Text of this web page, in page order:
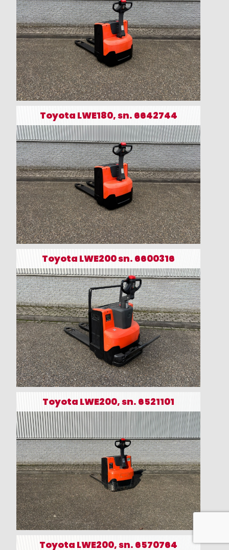
Toyota LWE180, sn. 6642744
Toyota LWE200 sn. 6600316
Toyota LWE200, sn. 6521101
Toyota LWE200, sn. 6570764